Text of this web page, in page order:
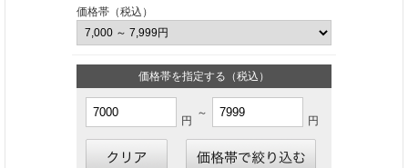
価格帯（税込）
価格帯を指定する（税込）
円
～
円